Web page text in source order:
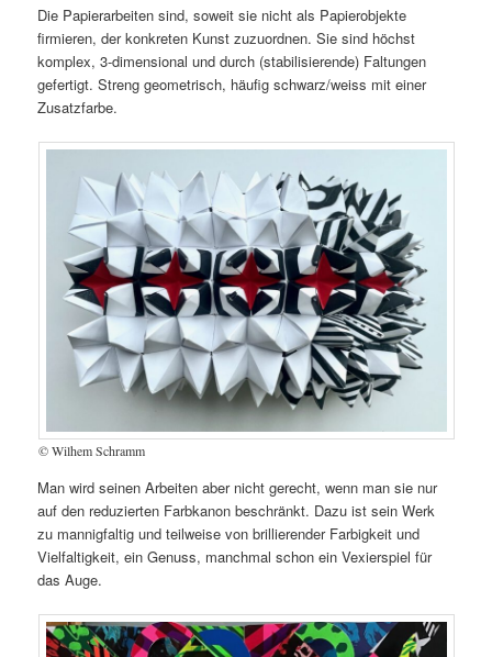
Die Papierarbeiten sind, soweit sie nicht als Papierobjekte
firmieren, der konkreten Kunst zuzuordnen. Sie sind höchst
komplex, 3-dimensional und durch (stabilisierende) Faltungen
gefertigt. Streng geometrisch, häufig schwarz/weiss mit einer
Zusatzfarbe.
© Wilhem Schramm
Man wird seinen Arbeiten aber nicht gerecht, wenn man sie nur
auf den reduzierten Farbkanon beschränkt. Dazu ist sein Werk
zu mannigfaltig und teilweise von brillierender Farbigkeit und
Vielfaltigkeit, ein Genuss, manchmal schon ein Vexierspiel für
das Auge.